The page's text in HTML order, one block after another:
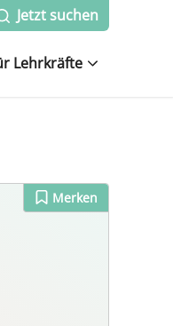
Jetzt suchen
Lehrkräfte
Merken